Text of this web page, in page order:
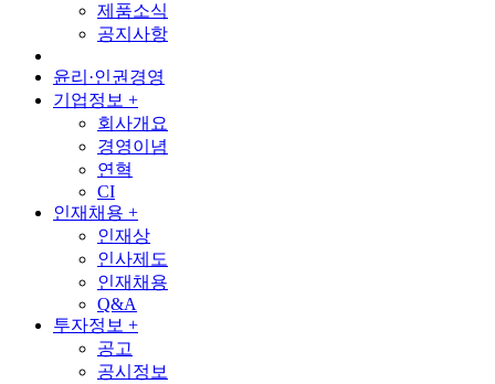
제품소식
공지사항
윤리·인권경영
기업정보 +
회사개요
경영이념
연혁
CI
인재채용 +
인재상
인사제도
인재채용
Q&A
투자정보 +
공고
공시정보